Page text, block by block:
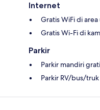
Internet
Gratis WiFi di
Gratis Wi-Fi di
Parkir
Parkir mandiri
Parkir RV/bus/